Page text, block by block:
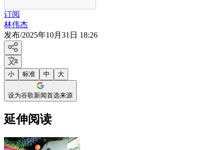
订阅
林伟杰
发布/2025年10月31日 18:26
小 标准 中 大
设为谷歌新闻首选来源
延伸阅读